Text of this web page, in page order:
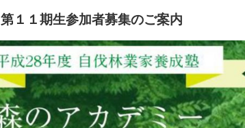
第１１期生参加者募集のご案内